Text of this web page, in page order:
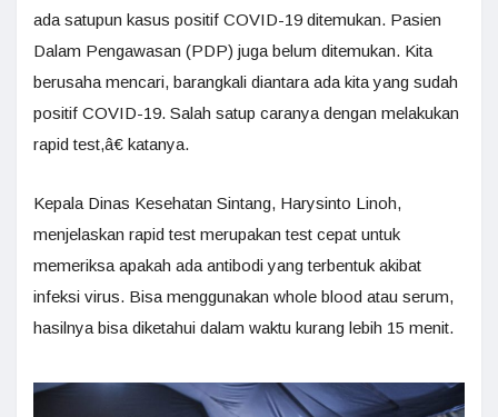
ada satupun kasus positif COVID-19 ditemukan. Pasien
Dalam Pengawasan (PDP) juga belum ditemukan. Kita
berusaha mencari, barangkali diantara ada kita yang sudah
positif COVID-19. Salah satup caranya dengan melakukan
rapid test,â€ katanya.
Kepala Dinas Kesehatan Sintang, Harysinto Linoh,
menjelaskan rapid test merupakan test cepat untuk
memeriksa apakah ada antibodi yang terbentuk akibat
infeksi virus. Bisa menggunakan whole blood atau serum,
hasilnya bisa diketahui dalam waktu kurang lebih 15 menit.